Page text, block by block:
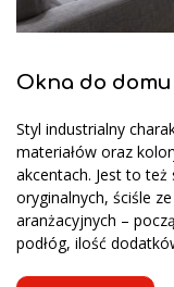
Okna do
Styl industrialny
materiałów oraz
akcentach. Jest to
oryginalnych, ściśle
aranżacyjnych –
podłóg, ilość